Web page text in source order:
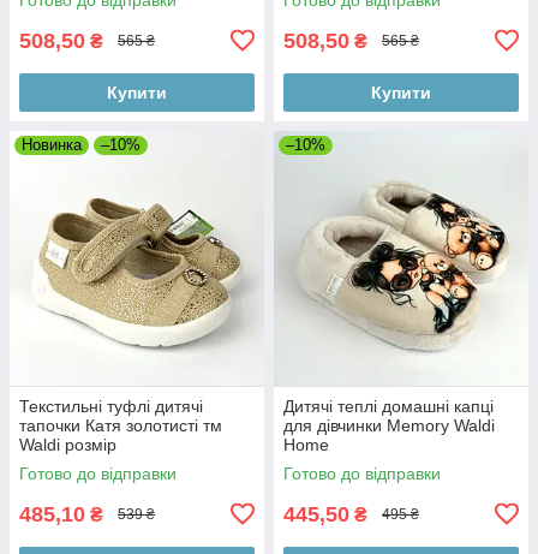
508,50 ₴ 565 ₴
Купити
508,50 ₴ 565 ₴
Купити
Новинка –10%
Текстильні туфлі дитячі
тапочки Катя золотисті тм
Waldi розмір
Готово до відправки
485,10 ₴ 539 ₴
–10%
Дитячі теплі домашні капці
для дівчинки Memory Waldi
Home
Готово до відправки
445,50 ₴ 495 ₴